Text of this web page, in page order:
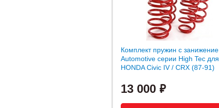
Комплект пружин с
Automotive серии High Tec для
HONDA Civic IV / CRX (87-91)
13 000